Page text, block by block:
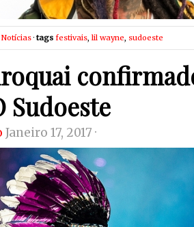
Notícias· tags festivais, lil wayne, sudoeste
Sudoeste
Janeiro 17, 2017 ·